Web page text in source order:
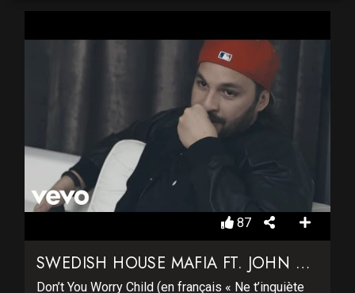
87
SWEDISH HOUSE MAFIA FT. JOHN MARTIN – DON’T YOU WORRY CHILD
Don’t You Worry Child (en français « Ne t’inquiète